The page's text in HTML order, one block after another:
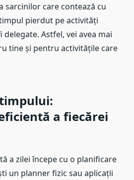
sarcinilor care contează cu
pierdut pe activități
Astfel, vei avea mai
tine și pentru activitățile care
a fiecărei
a zilei începe cu o planificare
un planner fizic sau aplicații